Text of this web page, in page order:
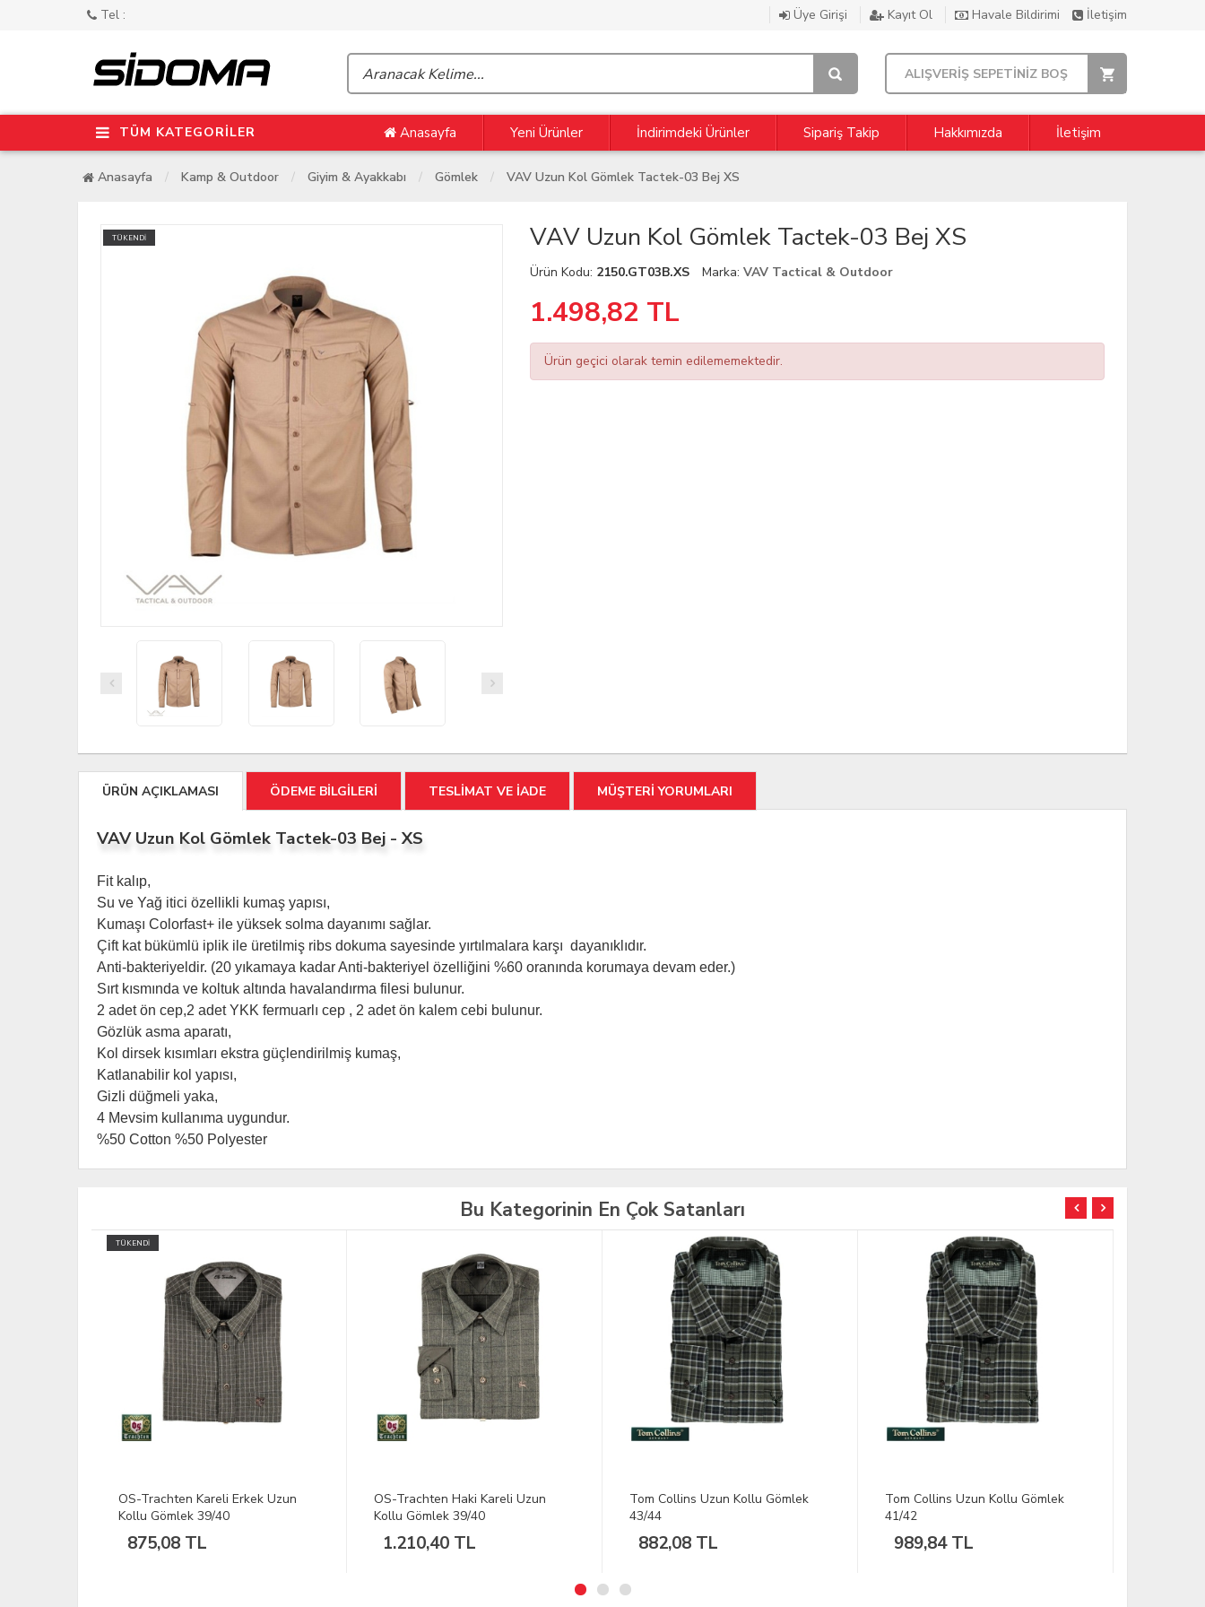
Tel : Üye Girişi Kayıt Ol Havale Bildirimi İletişim
ALIŞVERİŞ SEPETİNİZ BOŞ
TÜM KATEGORİLER Anasayfa Yeni Ürünler İndirimdeki Ürünler Sipariş Takip Hakkımızda İletişim
Anasayfa Kamp & Outdoor Giyim & Ayakkabı Gömlek VAV Uzun Kol Gömlek Tactek-03 Bej XS
TÜKENDİ VAV Uzun Kol Gömlek Tactek-03 Bej XS
Ürün Kodu: 2150.GT03B.XS Marka:VAV Tactical & Outdoor
1.498,82 TL
Ürün geçici olarak temin edilememektedir.
ÜRÜN AÇIKLAMASI ÖDEME BİLGİLERİ TESLİMAT VE İADE MÜŞTERİ YORUMLARI
VAV Uzun Kol Gömlek Tactek-03 Bej - XS
Fit kalıp,
Su ve Yağ itici özellikli kumaş yapısı,
Kumaşı Colorfast+ ile yüksek solma dayanımı sağlar.
Çift kat bükümlü iplik ile üretilmiş ribs dokuma sayesinde yırtılmalara karşı dayanıklıdır.
Anti-bakteriyeldir. (20 yıkamaya kadar Anti-bakteriyel özelliğini %60 oranında korumaya devam eder.)
Sırt kısmında ve koltuk altında havalandırma filesi bulunur.
2 adet ön cep,2 adet YKK fermuarlı cep , 2 adet ön kalem cebi bulunur.
Gözlük asma aparatı,
Kol dirsek kısımları ekstra güçlendirilmiş kumaş,
Katlanabilir kol yapısı,
Gizli düğmeli yaka,
4 Mevsim kullanıma uygundur.
%50 Cotton %50 Polyester
Bu Kategorinin En Çok Satanları
OS-Trachten Haki Kareli Uzun
Kollu Gömlek 39/40
1.210,40 TL
Tom Collins Uzun Kollu Gömlek
43/44
882,08 TL
Tom Collins Uzun Kollu Gömlek
41/42
989,84 TL
Tom Collins Uzun Kollu Gömlek
39/40
882,08 TL